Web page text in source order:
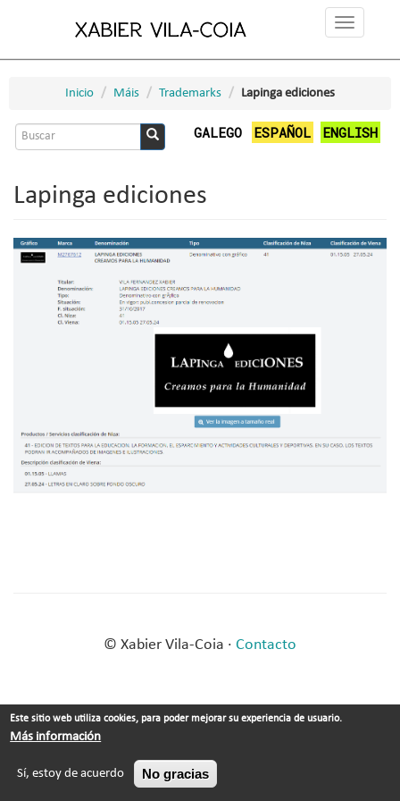
Toggle
Inicio Máis Trademarks Lapinga ediciones
Formulario
busca
GALEGO ESPAÑOL ENGLISH
Lapinga ediciones
© Xabier Vila-Coia · Contacto
Este sitio web utiliza cookies, para poder mejorar su experiencia de usuario.
Más información
Sí, estoy de acuerdo No gracias